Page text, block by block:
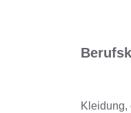
Kleidung,